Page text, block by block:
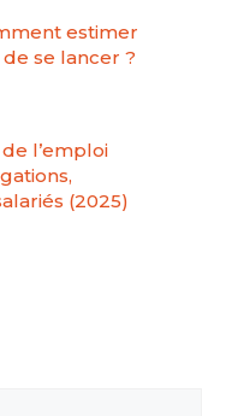
estimer
se lancer ?
l’emploi
(2025)